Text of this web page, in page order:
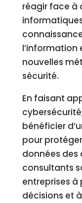
réagir face à
l’information
nouvelles
sécurité.
En faisant
bénéficier
pour
données des
consultants
entreprises à
décisions et